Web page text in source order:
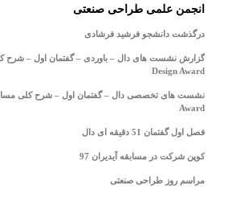
انجمن علمی طراحی صنعتی
درگذشت دانشجو فرشید فرشادی
Design Award
Award
فصل اول گفتمان 51 دقیقه ای دال
کوپن شرکت در مسابقه آیدیران 97
مراسم روز طراحی صنعتی